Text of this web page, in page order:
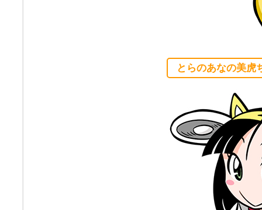
とらのあなの美虎